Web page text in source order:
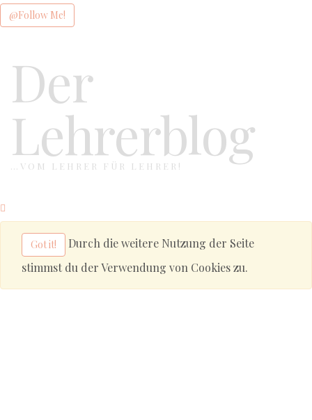
@Follow Me!
Der
Lehrerblog
…VOM LEHRER FÜR LEHRER!
Got it!
Durch die weitere Nutzung der Seite
stimmst du der Verwendung von Cookies zu.